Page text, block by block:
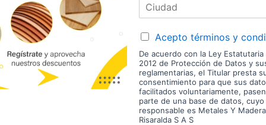
Marca:
Código:
02744
Acepto términos y
De acuerdo con la Ley Estatutaria
2012 de Protección de Datos y
reglamentarias, el Titular presta
consentimiento para que sus
facilitados voluntariamente,
parte de una base de datos, cuyo
responsable es Metales Y
Risaralda S A S